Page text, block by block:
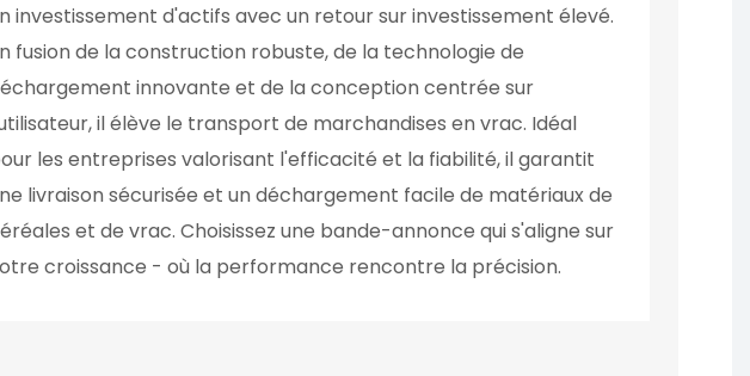
investissement d'actifs avec un retour sur investissement élevé.
fusion de la construction robuste, de la technologie de
innovante et de la conception centrée sur
il élève le transport de marchandises en vrac. Idéal
les entreprises valorisant l'efficacité et la fiabilité, il garantit
livraison sécurisée et un déchargement facile de matériaux de
et de vrac. Choisissez une bande-annonce qui s'aligne sur
croissance - où la performance rencontre la précision.